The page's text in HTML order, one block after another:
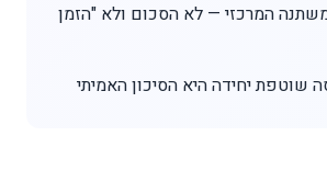
המרכזי — לא הסכום ולא "הזמן
שוטפת יחידה היא הסיכון האמיתי